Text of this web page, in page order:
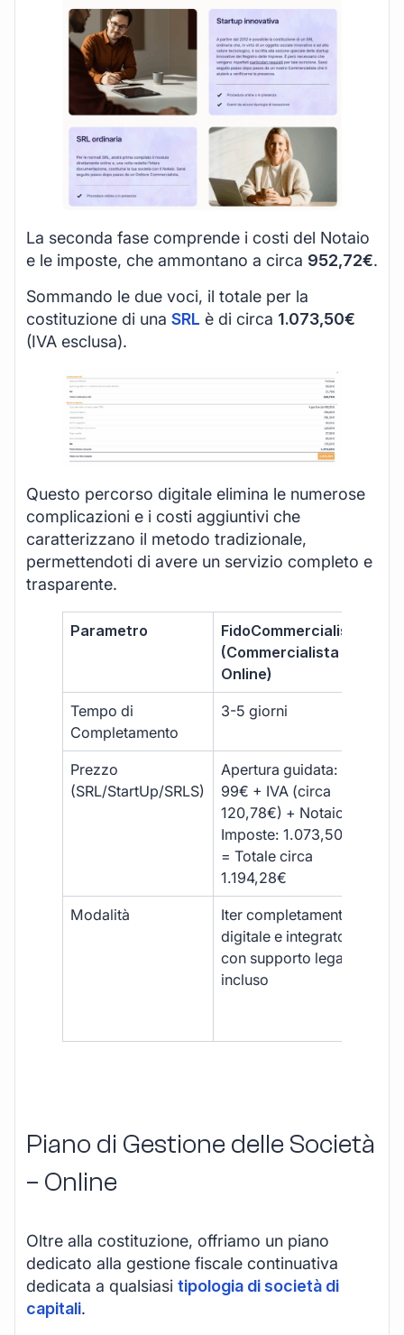
La seconda fase comprende i costi del Notaio
e le imposte, che ammontano a circa 952,72€.
Sommando le due voci, il totale per la
costituzione di una SRL è di circa 1.073,50€
(IVA esclusa).
Questo percorso digitale elimina le numerose
complicazioni e i costi aggiuntivi che
caratterizzano il metodo tradizionale,
permettendoti di avere un servizio completo e
trasparente.
Parametro
FidoCommercialista
(Commercialista
Online)
Tempo di
Completamento
3-5 giorni
Prezzo
(SRL/StartUp/SRLS)
Apertura guidata:
99€ + IVA (circa
120,78€) + Notaio e
Imposte: 1.073,50€
= Totale circa
1.194,28€
Modalità
Iter completamente
digitale e integrato,
con supporto legale
incluso
Piano di Gestione delle Società
– Online
Oltre alla costituzione, offriamo un piano
dedicato alla gestione fiscale continuativa
dedicata a qualsiasi tipologia di società di
capitali.